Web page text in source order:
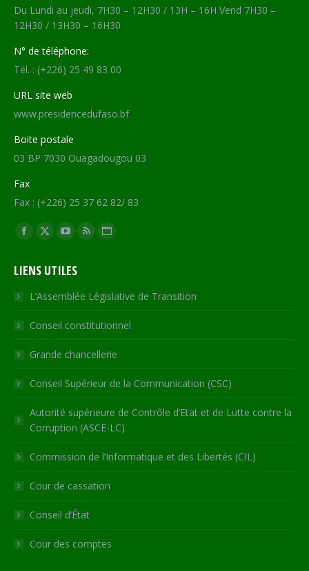
Du Lundi au jeudi, 7H30 – 12H30 / 13H – 16H Vend 7H30 –
12H30 / 13H30 – 16H30
N° de téléphone:
Tél. : (+226) 25 49 83 00
URL site web
www.presidencedufaso.bf
Boite postale
03 BP 7030 Ouagadougou 03
Fax
Fax : (+226) 25 37 62 82/ 83
Trouvez nous sur :
Facebook
opens
in
new
window
X
opens
in
new
window
YouTube
opens
in
new
window
RSS
in
new
window
Site
opens
in
new
LIENS UTILES
L’Assemblée Législative de Transition
Conseil constitutionnel
Grande chancellerie
Conseil Supérieur de la Communication (CSC)
Autorité supérieure de Contrôle d’Etat et de Lutte contre la
Corruption (ASCE-LC)
Commission de l’Informatique et des Libertés (CIL)
Cour de cassation
Conseil d’État
Cour des comptes